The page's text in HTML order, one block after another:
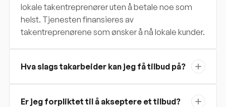
lokale takentreprenører uten å betale noe som
helst. Tjenesten finansieres av
takentreprenørene som ønsker å nå lokale kunder.
Hva slags takarbeider kan jeg få tilbud på?
Er jeg forpliktet til å akseptere et tilbud?